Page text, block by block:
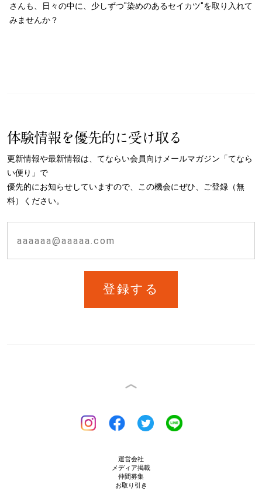
さんも、日々の中に、少しずつ"染めのあるセイカツ"を取り入れて
みませんか？
体験情報を優先的に受け取る
更新情報や最新情報は、てならい会員向けメールマガジン「てなら
い便り」で
優先的にお知らせしていますので、この機会にぜひ、ご登録（無
料）ください。
登録する
運営会社
メディア掲載
仲間募集
お取り引き